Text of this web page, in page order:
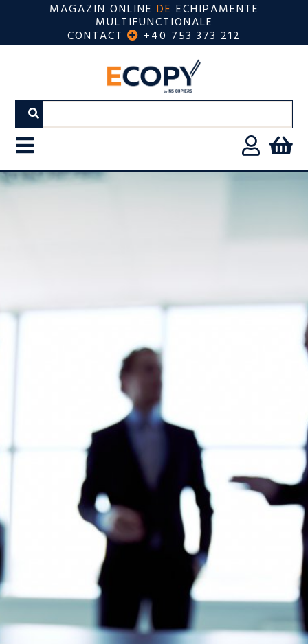
MAGAZIN ONLINE DE ECHIPAMENTE
MULTIFUNCTIONALE
CONTACT +40 753 373 212